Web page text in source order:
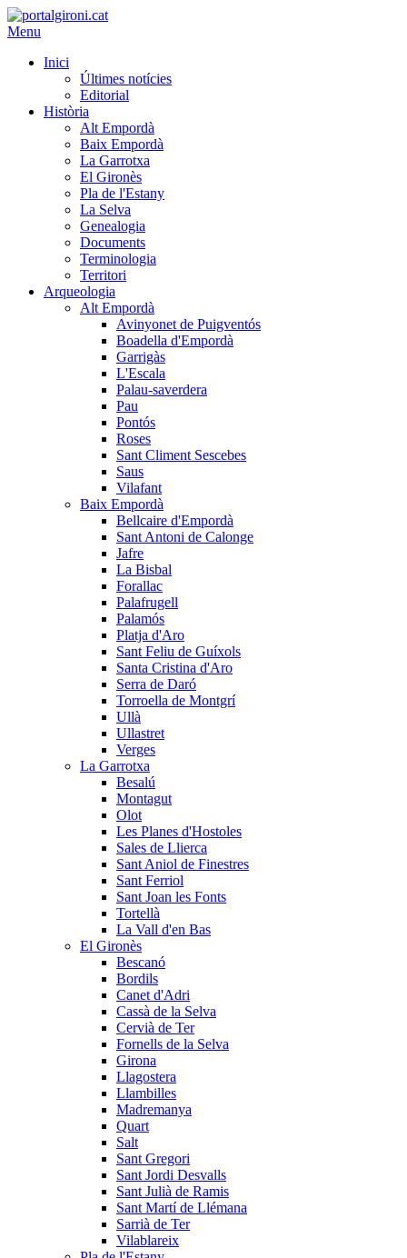
Menu
Inici
Últimes notícies
Editorial
Història
Alt Empordà
Baix Empordà
La Garrotxa
El Gironès
Pla de l'Estany
La Selva
Genealogia
Documents
Terminologia
Territori
Arqueologia
Alt Empordà
Avinyonet de Puigventós
Boadella d'Empordà
Garrigàs
L'Escala
Palau-saverdera
Pau
Pontós
Roses
Sant Climent Sescebes
Saus
Vilafant
Baix Empordà
Bellcaire d'Empordà
Sant Antoni de Calonge
Jafre
La Bisbal
Forallac
Palafrugell
Palamós
Platja d'Aro
Sant Feliu de Guíxols
Santa Cristina d'Aro
Serra de Daró
Torroella de Montgrí
Ullà
Ullastret
Verges
La Garrotxa
Besalú
Montagut
Olot
Les Planes d'Hostoles
Sales de Llierca
Sant Aniol de Finestres
Sant Ferriol
Sant Joan les Fonts
Tortellà
La Vall d'en Bas
El Gironès
Bescanó
Bordils
Canet d'Adri
Cassà de la Selva
Cervià de Ter
Fornells de la Selva
Girona
Llagostera
Llambilles
Madremanya
Quart
Salt
Sant Gregori
Sant Jordi Desvalls
Sant Julià de Ramis
Sant Martí de Llémana
Sarrià de Ter
Vilablareix